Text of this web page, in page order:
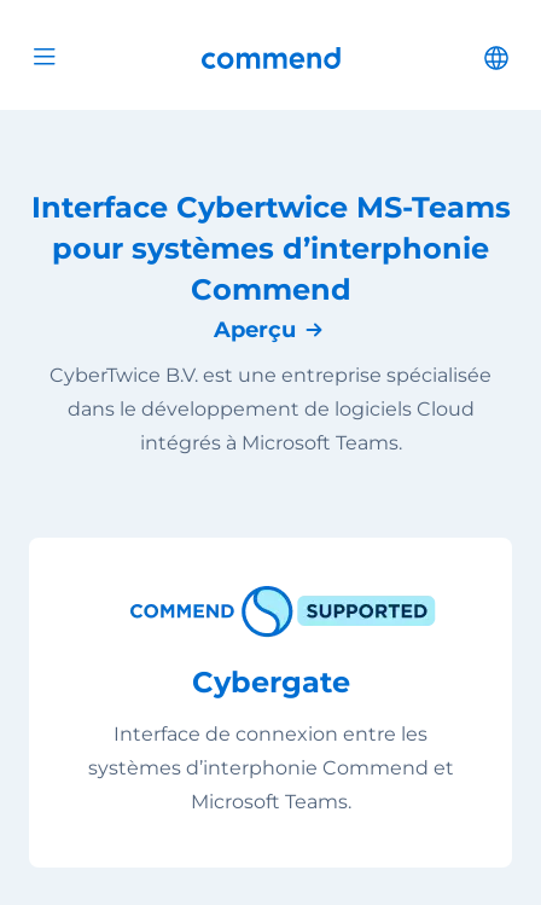
Open menu Commend
Interface Cybertwice MS-Teams
pour systèmes d’interphonie
Commend
Aperçu
CyberTwice B.V. est une entreprise spécialisée
dans le développement de logiciels Cloud
intégrés à Microsoft Teams.
Cybergate
Interface de connexion entre les
systèmes d’interphonie Commend et
Microsoft Teams.